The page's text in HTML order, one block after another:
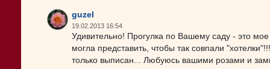
guzel
19.02.2013 16:54
Удивительно! Прогулка по Вашему саду - это
могла представить, чтобы так совпали
только выписан... Любуюсь вашими розами и